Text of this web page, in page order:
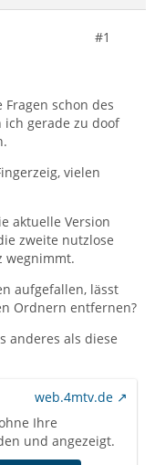
#1
schon des
gerade zu doof
vielen
aktuelle Version
zweite nutzlose
wegnimmt.
aufgefallen, lässt
Ordnern entfernen?
anderes als diese
web.4mtv.de
Ihre
und angezeigt.